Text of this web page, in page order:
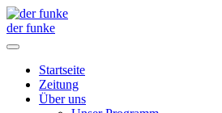
der funke
Startseite
Zeitung
Über uns